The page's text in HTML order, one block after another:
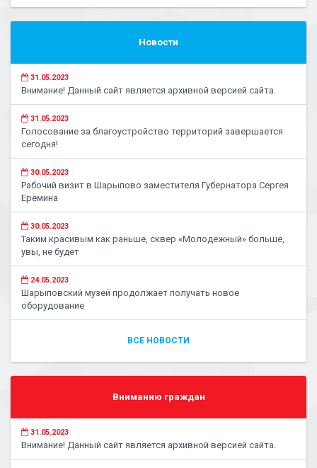
Новости
31.05.2023
Внимание! Данный сайт является архивной версией сайта.
31.05.2023
Голосование за благоустройство территорий завершается
сегодня!
30.05.2023
Рабочий визит в Шарыпово заместителя Губернатора Сергея
Ерёмина
30.05.2023
Таким красивым как раньше, сквер «Молодежный» больше,
увы, не будет
24.05.2023
Шарыповский музей продолжает получать новое
оборудование
ВСЕ НОВОСТИ
Вниманию граждан
31.05.2023
Внимание! Данный сайт является архивной версией сайта.